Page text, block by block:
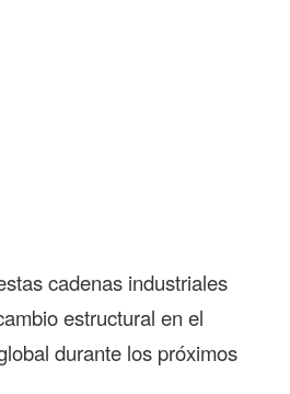
cadenas industriales
estructural en el
durante los próximos